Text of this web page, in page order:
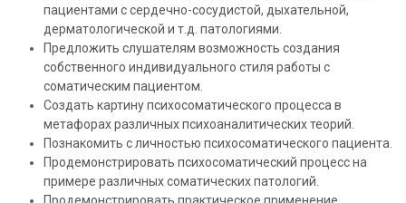
пациентами с сердечно-сосудистой, дыхательной,
дерматологической и т.д. патологиями.
Предложить слушателям возможность создания
собственного индивидуального стиля работы с
соматическим пациентом.
Создать картину психосоматического процесса в
метафорах различных психоаналитических теорий.
Познакомить с личностью психосоматического пациента.
Продемонстрировать психосоматический процесс на
примере различных соматических патологий.
Продемонстрировать практическое применение